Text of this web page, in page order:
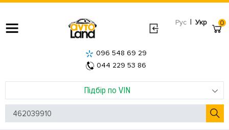
Рус | Укр
Підбір по VIN
096 548 69 29
044 229 53 86
0